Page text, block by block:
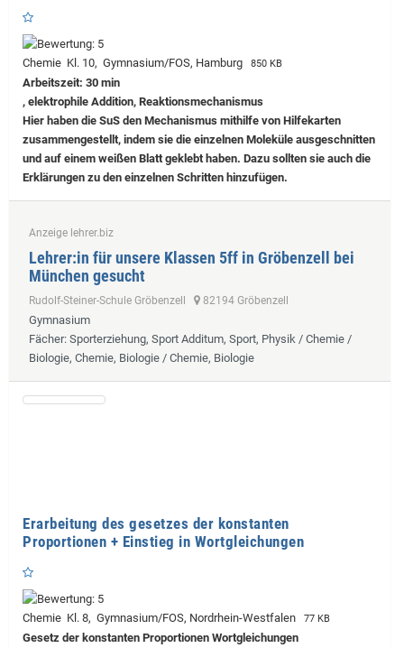
Chemie Kl. 10, Gymnasium/FOS, Hamburg 850 KB
Arbeitszeit: 30 min
, elektrophile Addition, Reaktionsmechanismus
Hier haben die SuS den Mechanismus mithilfe von Hilfekarten
zusammengestellt, indem sie die einzelnen Moleküle ausgeschnitten
und auf einem weißen Blatt geklebt haben. Dazu sollten sie auch die
Erklärungen zu den einzelnen Schritten hinzufügen.
Anzeige lehrer.biz
Lehrer:in für unsere Klassen 5ff in Gröbenzell bei
München gesucht
Rudolf-Steiner-Schule Gröbenzell 82194 Gröbenzell
Gymnasium
Fächer: Sporterziehung, Sport Additum, Sport, Physik / Chemie /
Biologie, Chemie, Biologie / Chemie, Biologie
Erarbeitung des gesetzes der konstanten
Proportionen + Einstieg in Wortgleichungen
Chemie Kl. 8, Gymnasium/FOS, Nordrhein-Westfalen 77 KB
Gesetz der konstanten Proportionen Wortgleichungen